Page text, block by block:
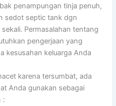
penampungan tinja penuh,
sedot septic tank dgn
Permasalahan tentang
pengerjaan yang
kesusahan keluarga Anda
karena tersumbat, ada
Anda gunakan sebagai
: